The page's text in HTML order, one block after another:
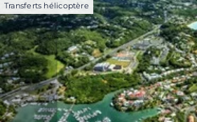
Transferts hélicoptère